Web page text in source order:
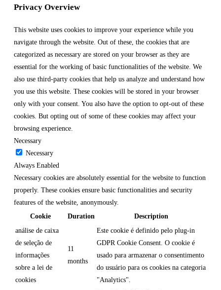
Privacy Overview
This website uses cookies to improve your experience while you
navigate through the website. Out of these, the cookies that are
categorized as necessary are stored on your browser as they are
essential for the working of basic functionalities of the website. We
also use third-party cookies that help us analyze and understand how
you use this website. These cookies will be stored in your browser
only with your consent. You also have the option to opt-out of these
cookies. But opting out of some of these cookies may affect your
browsing experience.
Necessary
Necessary
Always Enabled
Necessary cookies are absolutely essential for the website to function
properly. These cookies ensure basic functionalities and security
features of the website, anonymously.
Cookie
Duration
Description
análise de caixa
de seleção de
informações
sobre a lei de
cookies
11
months
Este cookie é definido pelo plug-in
GDPR Cookie Consent. O cookie é
usado para armazenar o consentimento
do usuário para os cookies na categoria
"Analytics".